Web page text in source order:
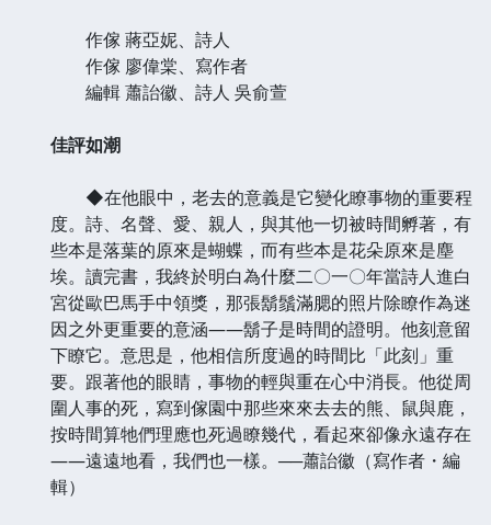
作傢 蔣亞妮、詩人
作傢 廖偉棠、寫作者
編輯 蕭詒徽、詩人 吳俞萱
佳評如潮
◆在他眼中，老去的意義是它變化瞭事物的重要程
度。詩、名聲、愛、親人，與其他一切被時間孵著，有
些本是落葉的原來是蝴蝶，而有些本是花朵原來是塵
埃。讀完書，我終於明白為什麼二〇一〇年當詩人進白
宮從歐巴馬手中領獎，那張鬍鬚滿腮的照片除瞭作為迷
因之外更重要的意涵——鬍子是時間的證明。他刻意留
下瞭它。意思是，他相信所度過的時間比「此刻」重
要。跟著他的眼睛，事物的輕與重在心中消長。他從周
圍人事的死，寫到傢園中那些來來去去的熊、鼠與鹿，
按時間算牠們理應也死過瞭幾代，看起來卻像永遠存在
——遠遠地看，我們也一樣。──蕭詒徽（寫作者・編
輯）